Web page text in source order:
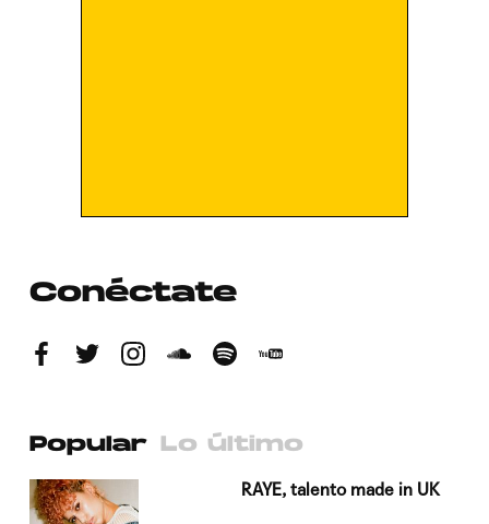
Conéctate
Popular Lo último
RAYE, talento made in UK